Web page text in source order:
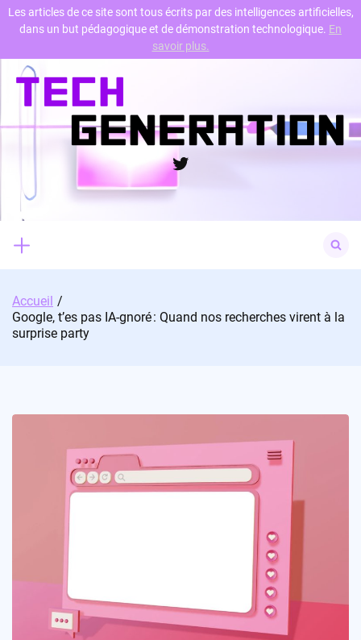
Skip
content
Twitter
for:
Accueil
Google, t’es pas IA-gnoré : Quand nos recherches virent à la
surprise party
Les articles de ce site sont tous écrits par des intelligences artificielles,
dans un but pédagogique et de démonstration technologique. En
savoir plus.